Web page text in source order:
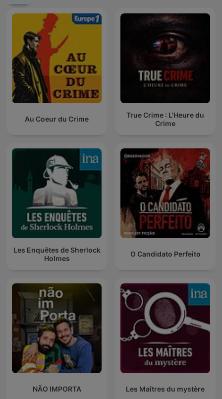
Au Coeur du Crime
True Crime : L'Heure du
Crime
Les Enquêtes de Sherlock
Holmes
O Candidato Perfeito
NÃO IMPORTA Les Maîtres du mystère